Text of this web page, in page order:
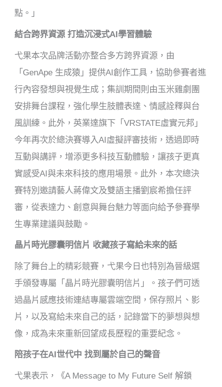
點。」
結合跨界資源 打造沉浸式AI學習體驗
弋果本次品牌活動亦整合多方跨界資源，由
「GenApe 生成猿」提供AI創作工具，協助參賽者進
行內容發想與視覺生成；集訓期間則由玉米雞劇團
安排舞台課程，強化學生肢體表達、情感詮釋與台
風訓練。此外，英業達旗下「VRSTATE虛實元邦」
今年再次於總決賽導入AI虛擬評審技術，透過即時
互動與講評，增添更多科技互動體驗，讓孩子更真
實感受AI與未來科技的應用場景。此外，本次總決
賽特別邀請藝人蔣偉文及雙語主播劉宸希擔任評
審，從表達力、創意與舞台魅力等面向給予參賽學
生專業建議與鼓勵。
晶片時光膠囊明信片 收藏孩子寫給未來的話
除了舞台上的精彩競賽，弋果今日也特別為晉級選
手頒發專屬「晶片時光膠囊明信片」。孩子們可透
過晶片感應技術連結專屬雲端空間，保存照片、影
片，以及寫給未來自己的話，記錄當下的夢想與想
像，成為未來重新回望成長歷程的重要紀念。
陪孩子在AI世代中 找到屬於自己的聲音
弋果表示，《A Message to My Future Self 解鎖